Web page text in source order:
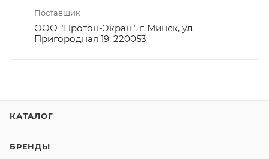
Поставщик
ООО "Протон-Экран", г. Минск, ул.
Пригородная 19, 220053
КАТАЛОГ
БРЕНДЫ